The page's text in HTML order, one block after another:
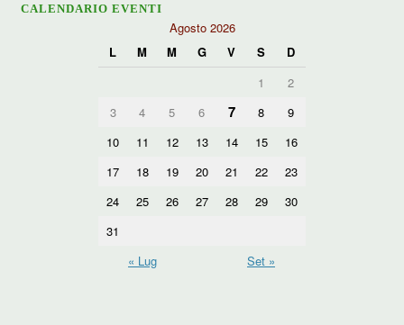
CALENDARIO EVENTI
Agosto 2026
L
M M G V S
D
1
2
3
4 5 6 7 8
9
10
11 12 13 14 15
16
17
18 19 20 21 22
23
24
25 26 27 28 29
30
31
« Lug
Set »